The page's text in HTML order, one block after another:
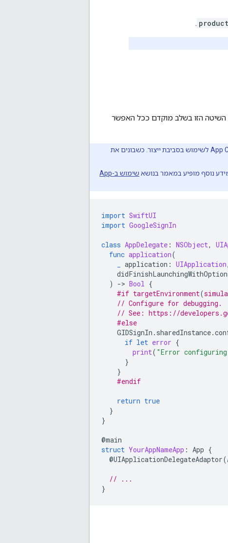
.
השיטה הזו בשלב מוקדם ככל האפשר
מגדירה את App Check לשימוש בסביבת ייצור. כשבונים את
מידע נוסף מופיע במאמר בנושא
שימוש ב-App
import SwiftUI
import GoogleSignIn
class AppDelegate : NSObject,
func application(
application : UIApplication,
)
-> Bool {
#if targetEnvironment(
// Configure for debugging.
// See: https://
#else
GIDSignIn . sharedInstance.
if let error {
print( "Error configuring
}
}
#endif
return true
}
}
@main
struct YourAppNameApp : App {
@UIApplicationDelegateAdaptor(
// ...
}